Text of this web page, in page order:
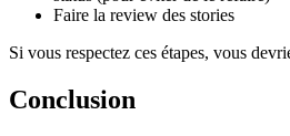
Faire la review des stories
Si vous respectez ces étapes, vous
Conclusion